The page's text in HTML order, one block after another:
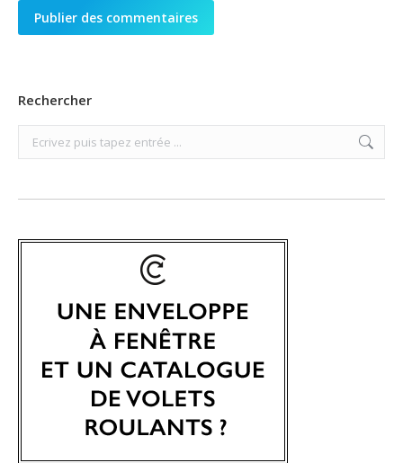
Publier des commentaires
Rechercher
Search: